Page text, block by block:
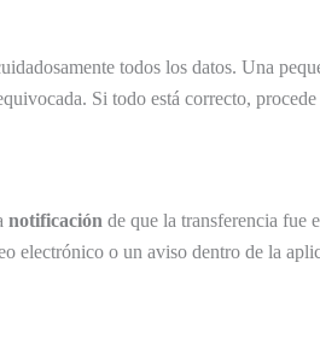
todos los datos. Una
Si todo está correcto,
notificación de que la transferencia fue
electrónico o un aviso dentro de la